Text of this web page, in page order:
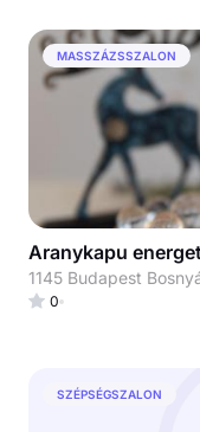
MASSZÁZSSZALON
Aranykapu
1145 Budapest
0
SZÉPSÉGSZALON